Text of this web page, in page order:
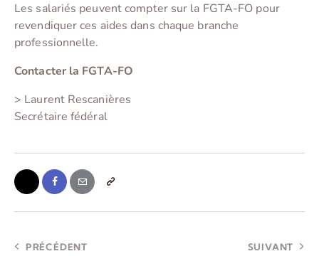
Les salariés peuvent compter sur la FGTA-FO pour
revendiquer ces aides dans chaque branche
professionnelle.
Contacter la FGTA-FO
> Laurent Rescanières
Secrétaire fédéral
PRÉCÉDENT SUIVANT